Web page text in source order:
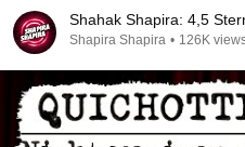
Shahak Shapira: 4,5
Shapira Shapira • 126K